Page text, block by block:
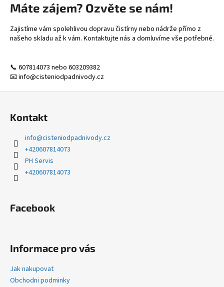
Máte zájem? Ozvěte se nám!
Zajistíme vám spolehlivou dopravu čistírny nebo nádrže přímo z
našeho skladu až k vám. Kontaktujte nás a domluvíme vše potřebné.
📞 607814073 nebo 603209382
📧 info@cisteniodpadnivody.cz
Kontakt
info@cisteniodpadnivody.cz
+420607814073
PH Servis
+420607814073
Facebook
Informace pro vás
Jak nakupovat
Obchodni podminky